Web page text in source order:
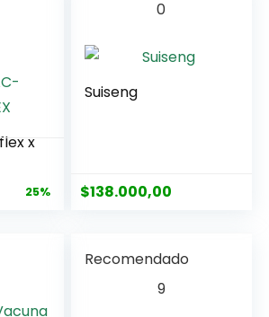
x
25%
0
Suiseng
$138.000,00
Recomendado
9